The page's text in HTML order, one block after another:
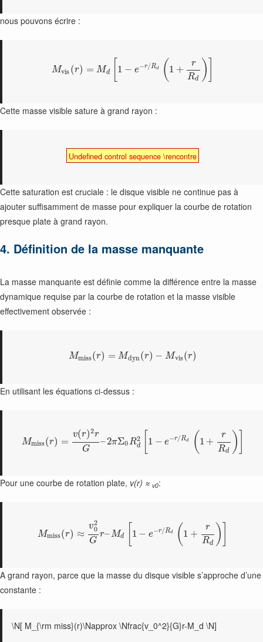
nous pouvons écrire :
Mvis (r) = Md 1 − e−r/Rd ( 1 +
r
Rd )
Cette masse visible sature à grand rayon :
Undefined control sequence \rencontre
Cette saturation est cruciale : le disque visible ne continue pas à
ajouter suffisamment de masse pour expliquer la courbe de rotation
presque plate à grand rayon.
4. Définition de la masse manquante
La masse manquante est définie comme la différence entre la masse
dynamique requise par la courbe de rotation et la masse visible
effectivement observée :
Mmiss(r) = Mdyn(r) − Mvis(r)
En utilisant les équations ci-dessus :
Mmiss(r) =
v(r)2r
G
–2πΣ0R2
d 1 − e−r/Rd ( 1 +
r
Rd )
Pour une courbe de rotation plate, v(r) ≈ v0:
Mmiss(r) ≈
v2
0
G
r–Md 1 − e−r/Rd ( 1 +
r
Rd )
A grand rayon, parce que la masse du disque visible s’approche d’une
constante :
\N[ M_{\rm miss}(r)\Napprox \Nfrac{v_0^2}{G}r-M_d \N]